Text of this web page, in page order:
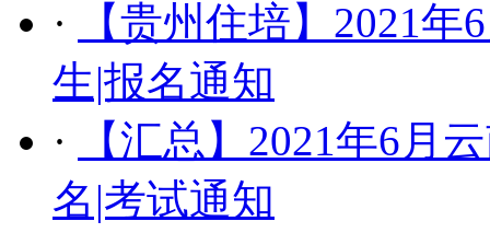
·
【贵州住培】2021
生|报名通知
·
【汇总】​2021年6月
名|考试通知